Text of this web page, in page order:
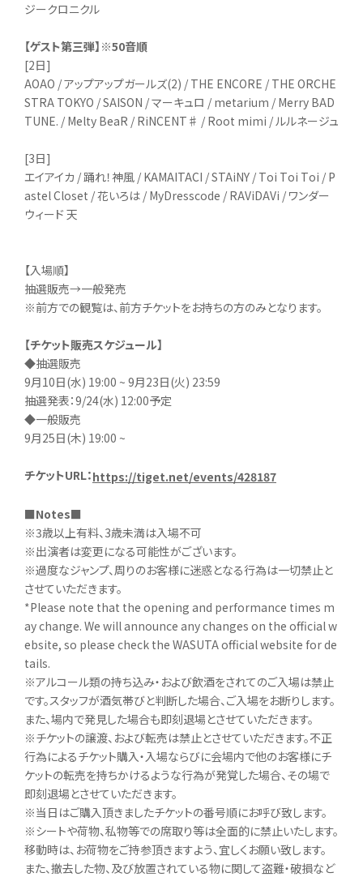
ジークロニクル
【ゲスト第三弾】※50音順
[2日]
AOAO / アップアップガールズ(2) / THE ENCORE / THE ORCHE
STRA TOKYO / SAISON / マーキュロ / metarium / Merry BAD
TUNE. / Melty BeaR / RiNCENT♯ / Root mimi / ルルネージュ
[3日]
エイアイカ / 踊れ！神風 / KAMAITACI / STAiNY / Toi Toi Toi / P
astel Closet / 花いろは / MyDresscode / RAViDAVi / ワンダー
ウィード 天
【入場順】
抽選販売→一般発売
※前方での観覧は、前方チケットをお持ちの方のみとなります。
【チケット販売スケジュール】
◆抽選販売
9月10日(水) 19:00 ~ 9月23日(火) 23:59
抽選発表：9/24(水) 12:00予定
◆一般販売
9月25日(木) 19:00 ~
チケットURL：https://tiget.net/events/428187
■Notes■
※3歳以上有料、3歳未満は入場不可
※出演者は変更になる可能性がございます。
※過度なジャンプ、周りのお客様に迷惑となる行為は一切禁止と
させていただきます。
*Please note that the opening and performance times m
ay change. We will announce any changes on the official w
ebsite, so please check the WASUTA official website for de
tails.
※アルコール類の持ち込み・および飲酒をされてのご入場は禁止
です。スタッフが酒気帯びと判断した場合、ご入場をお断りします。
また、場内で発見した場合も即刻退場とさせていただきます。
※チケットの譲渡、および転売は禁止とさせていただきます。不正
行為によるチケット購入・入場ならびに会場内で他のお客様にチ
ケットの転売を持ちかけるような行為が発覚した場合、その場で
即刻退場とさせていただきます。
※当日はご購入頂きましたチケットの番号順にお呼び致します。
※シートや荷物、私物等での席取り等は全面的に禁止いたします。
移動時は、お荷物をご持参頂きますよう、宜しくお願い致します。
また、撤去した物、及び放置されている物に関して盗難・破損など